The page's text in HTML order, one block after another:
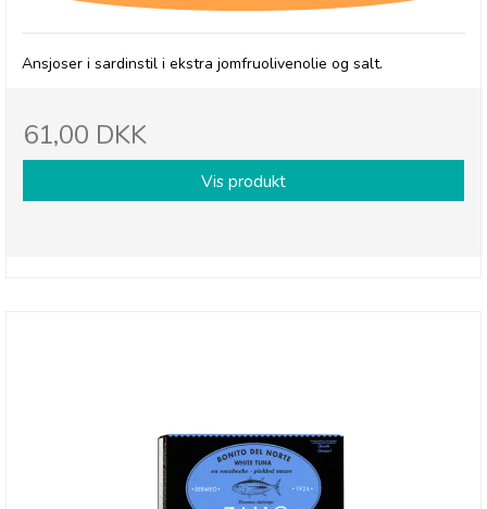
Ansjoser i sardinstil i ekstra jomfruolivenolie og salt.
61,00 DKK
Vis produkt